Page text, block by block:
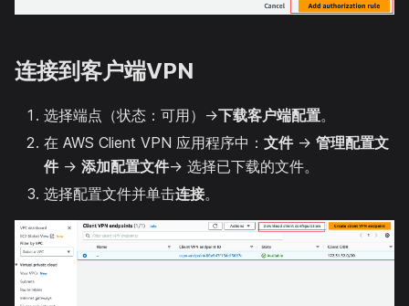
连接到客户端VPN
选择端点（状态：可用）→下载客户端配置。
在 AWS Client VPN 应用程序中： 文件→ 管理配置文
件→ 添加配置文件→ 选择已下载的文件。
选择配置文件并单击连接。